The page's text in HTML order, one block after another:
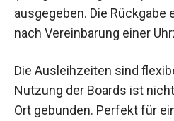
ausgegeben. Die Rückgabe
nach Vereinbarung einer
Die Ausleihzeiten sind
Nutzung der Boards ist
Ort gebunden. Perfekt für